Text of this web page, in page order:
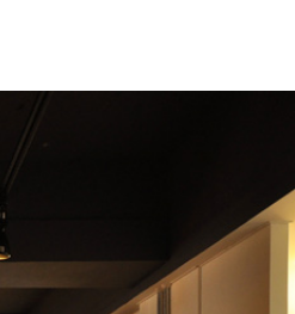
ホームページ保守サービス